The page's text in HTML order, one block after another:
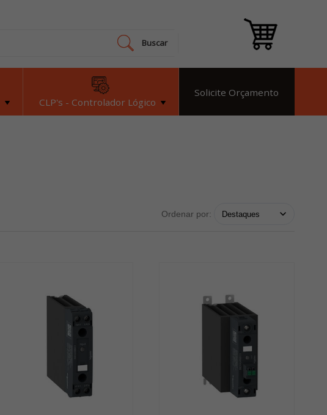
Buscar
CLP's - Controlador Lógico
Solicite Orçamento
Ordenar por: